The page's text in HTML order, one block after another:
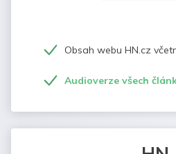
Obsah webu HN.cz
Audioverze všech